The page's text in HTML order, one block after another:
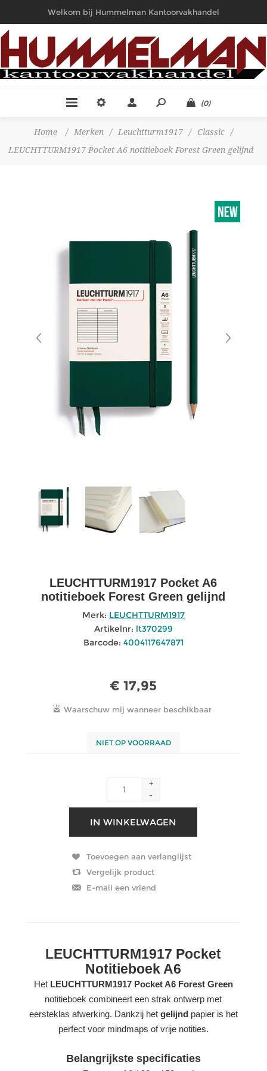
Welkom bij Hummelman Kantoorvakhandel
(0)
Home / Merken / Leuchtturm1917 / Classic
/
LEUCHTTURM1917 Pocket A6 notitieboek Forest Green gelijnd
LEUCHTTURM1917 Pocket A6
notitieboek Forest Green gelijnd
Merk: LEUCHTTURM1917
Artikelnr: lt370299
Barcode: 4004117647871
€ 17,95
NIET OP VOORRAAD
+
-
LEUCHTTURM1917 Pocket
Notitieboek A6
Het LEUCHTTURM1917 Pocket A6 Forest Green
notitieboek combineert een strak ontwerp met
eersteklas afwerking. Dankzij het gelijndpapier is het
perfect voor mindmaps of vrije notities.
Belangrijkste specificaties